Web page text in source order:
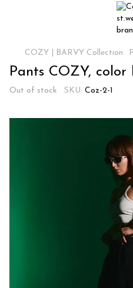
COZY | BARVY Collection
Pants COZY, color
Out of stock SKU: Coz-2-1